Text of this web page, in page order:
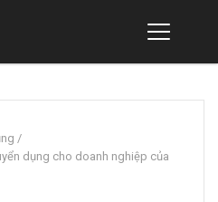
/
dụng cho doanh nghiệp của